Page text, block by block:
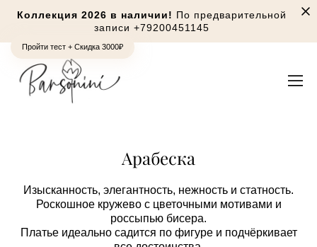
Пройти тест + Скидка 3000₽
Коллекция 2026 в наличии! По предварительной
записи +79200451145
Арабеска
Изысканность, элегантность, нежность и статность.
Роскошное кружево с цветочными мотивами и
россыпью бисера.
Платье идеально садится по фигуре и подчёркивает